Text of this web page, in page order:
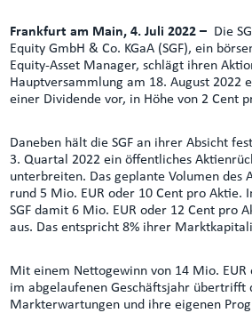
Frankfurt am Main, 4. Juli 2022 –
Die
Equity GmbH & Co. KGaA (SGF), ein
Equity-Asset Manager, schlägt ihren
Hauptversammlung am 18. August 2022
einer Dividende vor, in Höhe von 2 Cent
Daneben hält die SGF an ihrer Absicht
3. Quartal 2022 ein öffentliches
unterbreiten. Das geplante Volumen des
rund 5 Mio. EUR oder 10 Cent pro Aktie.
SGF damit 6 Mio. EUR oder 12 Cent pro
aus. Das entspricht 8% ihrer
Mit einem Nettogewinn von 14 Mio. EUR
im abgelaufenen Geschäftsjahr übertrifft
Markterwartungen und ihre eigenen